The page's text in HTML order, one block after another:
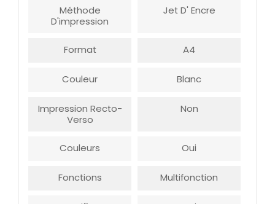
Méthode
D'impression
Jet D' Encre
Format A4
Couleur Blanc
Impression Recto-
Verso
Non
Couleurs Oui
Fonctions Multifonction